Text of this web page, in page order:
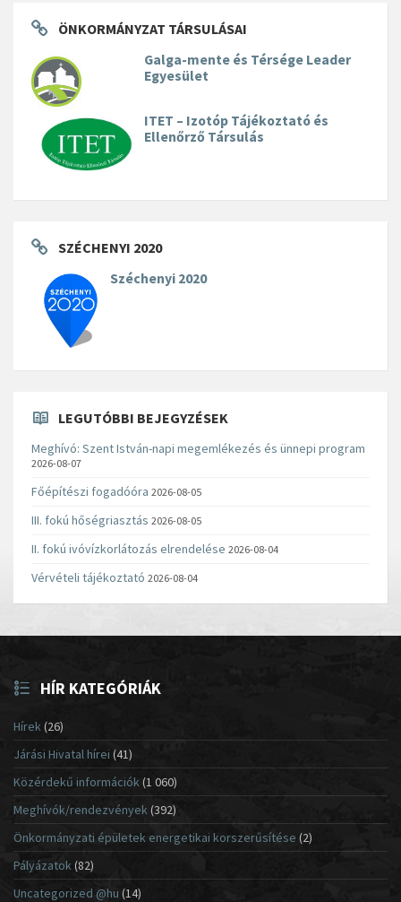
ÖNKORMÁNYZAT TÁRSULÁSAI
Galga-mente és Térsége Leader
Egyesület
ITET – Izotóp Tájékoztató és
Ellenőrző Társulás
SZÉCHENYI 2020
Széchenyi 2020
LEGUTÓBBI BEJEGYZÉSEK
Meghívó: Szent István-napi megemlékezés és ünnepi program
2026-08-07
Főépítészi fogadóóra 2026-08-05
III. fokú hőségriasztás 2026-08-05
II. fokú ivóvízkorlátozás elrendelése 2026-08-04
Vérvételi tájékoztató 2026-08-04
HÍR KATEGÓRIÁK
Hírek(26)
Járási Hivatal hírei (41)
Közérdekű információk(1 060)
Meghívók/rendezvények (392)
Önkormányzati épületek energetikai korszerűsítése (2)
Pályázatok (82)
Uncategorized @hu (14)